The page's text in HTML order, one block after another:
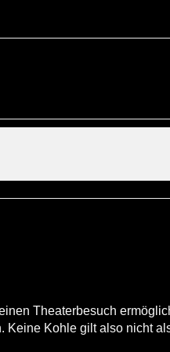
Theaterbesuch
Keine Kohle gilt also nicht